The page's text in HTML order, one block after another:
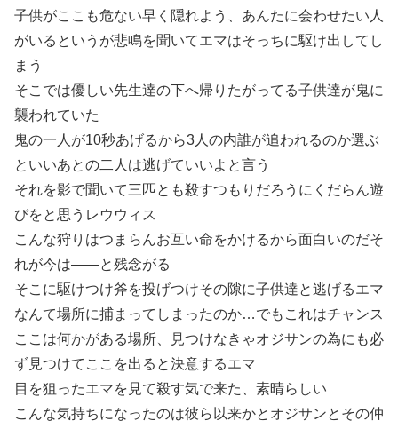
子供がここも危ない早く隠れよう、あんたに会わせたい人
がいるというが悲鳴を聞いてエマはそっちに駆け出してし
まう
そこでは優しい先生達の下へ帰りたがってる子供達が鬼に
襲われていた
鬼の一人が10秒あげるから3人の内誰が追われるのか選ぶ
といいあとの二人は逃げていいよと言う
それを影で聞いて三匹とも殺すつもりだろうにくだらん遊
びをと思うレウウィス
こんな狩りはつまらんお互い命をかけるから面白いのだそ
れが今は――と残念がる
そこに駆けつけ斧を投げつけその隙に子供達と逃げるエマ
なんて場所に捕まってしまったのか…でもこれはチャンス
ここは何かがある場所、見つけなきゃオジサンの為にも必
ず見つけてここを出ると決意するエマ
目を狙ったエマを見て殺す気で来た、素晴らしい
こんな気持ちになったのは彼ら以来かとオジサンとその仲